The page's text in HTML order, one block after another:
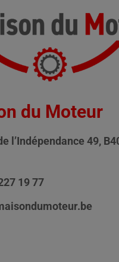
du Moteur
l’Indépendance 49,
19 77